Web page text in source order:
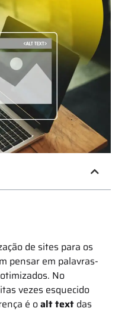
de sites para os
pensar em palavras-
No
vezes esquecido
é oalt text das